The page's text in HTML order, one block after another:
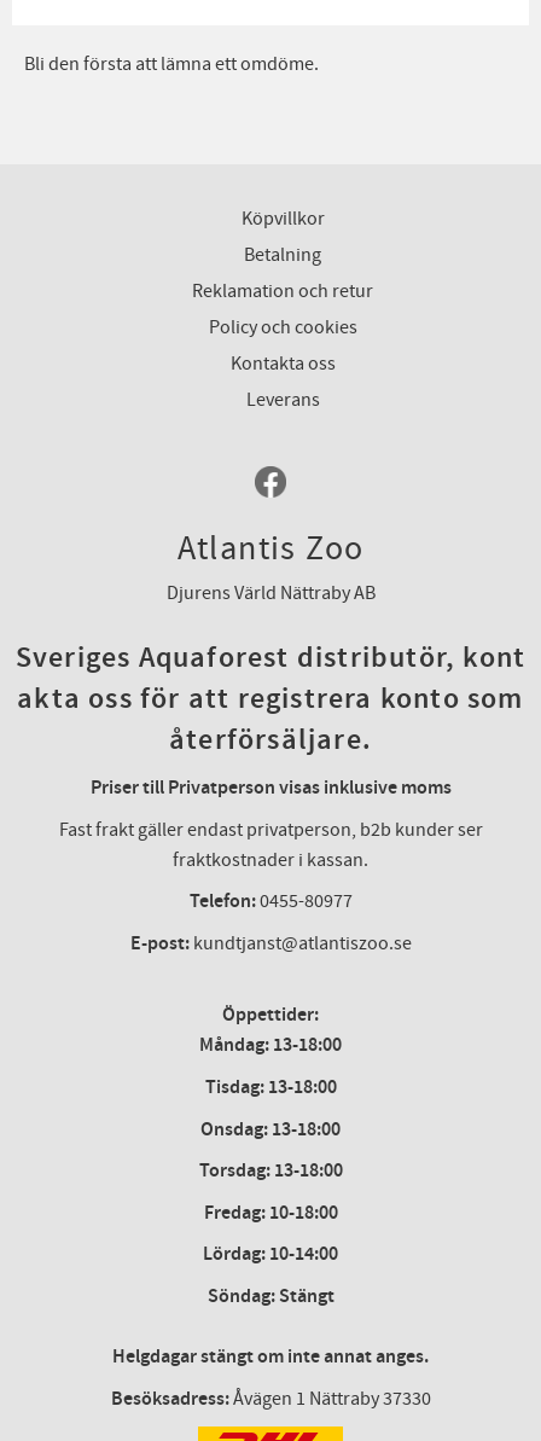
Bli den första att lämna ett omdöme.
Köpvillkor
Betalning
Reklamation och retur
Policy och cookies
Kontakta oss
Leverans
Atlantis Zoo
Djurens Värld Nättraby AB
Sveriges Aquaforest distributör, kont
akta oss för att registrera konto som
återförsäljare.
Priser till Privatperson visas inklusive moms
Fast frakt gäller endast privatperson, b2b kunder ser
fraktkostnader i kassan.
Telefon:0455-80977
E-post:kundtjanst@atlantiszoo.se
Öppettider:
Måndag: 13-18:00
Tisdag: 13-18:00
Onsdag:13-18:00
Torsdag:13-18:00
Fredag:10-18:00
Lördag: 10-14:00
Söndag: Stängt
Helgdagar stängt om inte annat anges.
Besöksadress:Åvägen 1 Nättraby 37330